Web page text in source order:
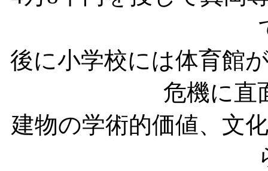
後に小学校には体育館
危機に直
建物の学術的価値、文